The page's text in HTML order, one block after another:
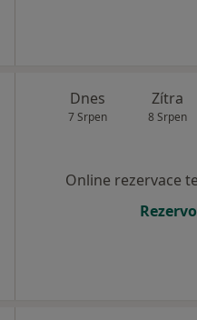
Dnes
7 Srpen
Zítra
8 Srpen
Online rezervace